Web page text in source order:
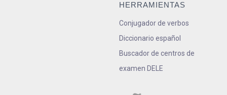
HERRAMIENTAS
Conjugador de verbos
Diccionario español
Buscador de centros de
examen DELE